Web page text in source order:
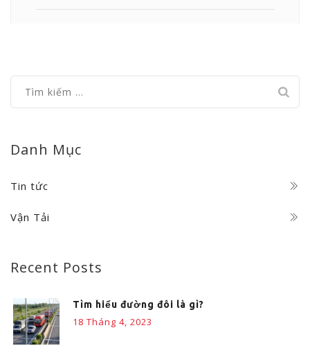
Danh Mục
Tin tức
Vận Tải
Recent Posts
Tìm hiểu đường đôi là gì?
18 Tháng 4, 2023